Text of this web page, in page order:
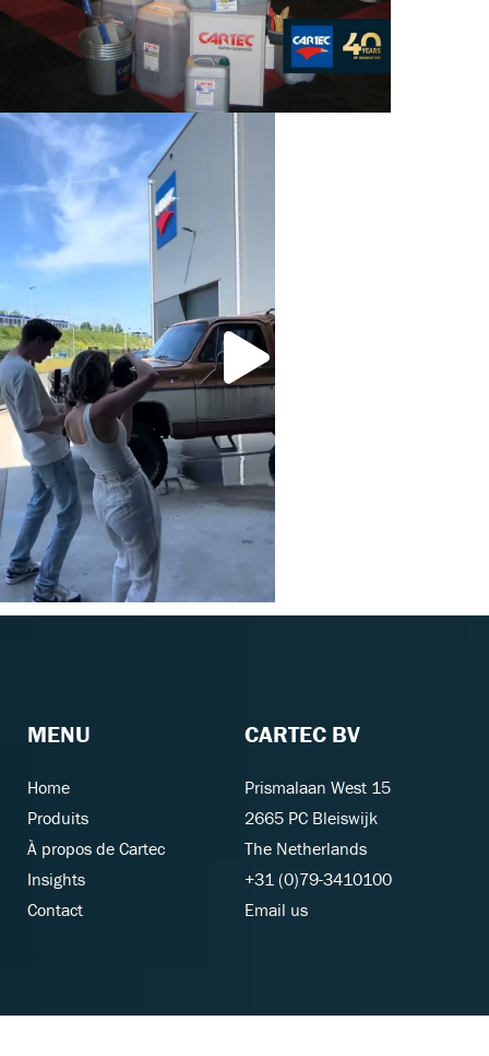
MENU
Home
Produits
À propos de Cartec
Insights
Contact
CARTEC BV
Prismalaan West 15
2665 PC Bleiswijk
The Netherlands
+31 (0)79-3410100
Email us